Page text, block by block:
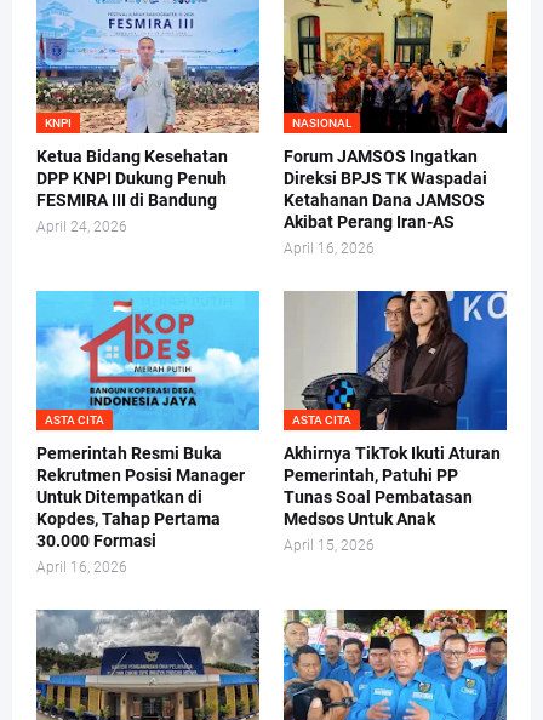
KNPI
Ketua Bidang Kesehatan
DPP KNPI Dukung Penuh
FESMIRA III di Bandung
April 24, 2026
NASIONAL
Forum JAMSOS Ingatkan
Direksi BPJS TK Waspadai
Ketahanan Dana JAMSOS
Akibat Perang Iran-AS
April 16, 2026
ASTA CITA
Pemerintah Resmi Buka
Rekrutmen Posisi Manager
Untuk Ditempatkan di
Kopdes, Tahap Pertama
30.000 Formasi
April 16, 2026
ASTA CITA
Akhirnya TikTok Ikuti Aturan
Pemerintah, Patuhi PP
Tunas Soal Pembatasan
Medsos Untuk Anak
April 15, 2026